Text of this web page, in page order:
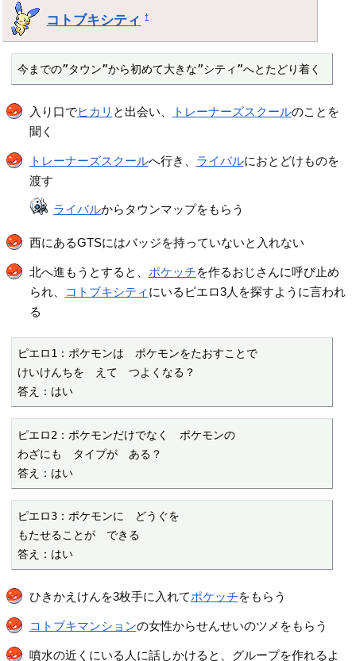
コトブキシティ †
今までの”タウン”から初めて大きな”シティ”へとたどり着く
入り口でヒカリ と出会い、 トレーナーズスクールのことを
聞く
トレーナーズスクールへ行き、 ライバルにおとどけものを
渡す
ライバルからタウンマップをもらう
西にあるGTSにはバッジを持っていないと入れない
北へ進もうとすると、 ポケッチを作るおじさんに呼び止め
られ、
コトブキシティ にいるピエロ3人を探すように言われ
る
ピエロ1：ポケモンは　ポケモンをたおすことで
けいけんちを　えて　つよくなる？
答え：はい
ピエロ2：ポケモンだけでなく　ポケモンの
わざにも　タイプが　ある？
答え：はい
ピエロ3：ポケモンに　どうぐを
もたせることが　できる
答え：はい
ひきかえけんを3枚手に入れてポケッチをもらう
コトブキマンションの女性からせんせいのツメをもらう
噴水の近くにいる人に話しかけると、グループを作れるよ